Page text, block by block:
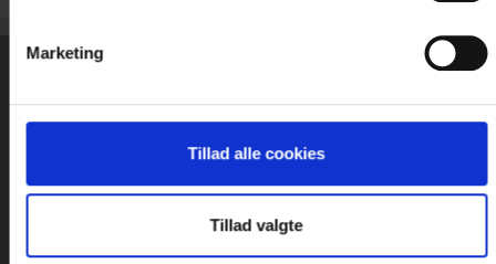
Marketing
Tillad alle cookies
Tillad valgte
NYHEDSBREV
Tilmeld dig Danske Hotellers nyhedsbrev og